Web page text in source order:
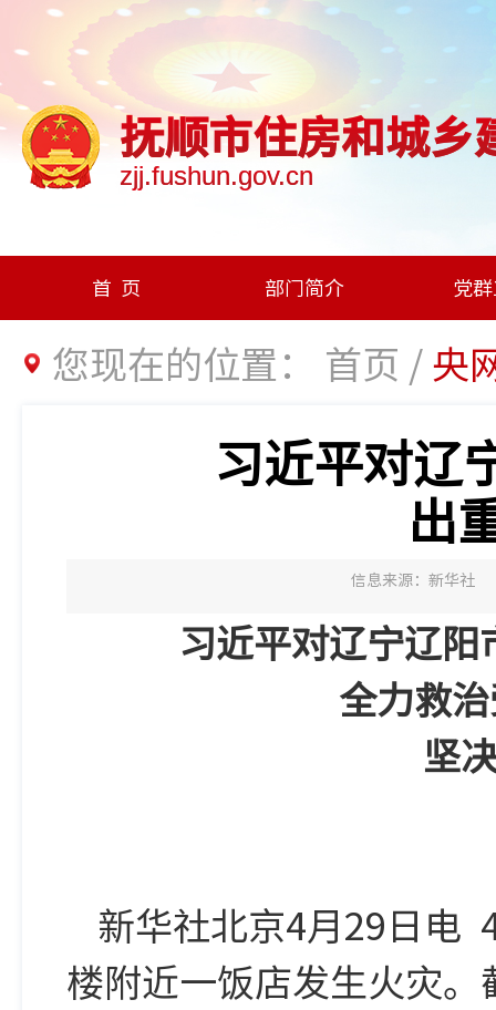
抚顺市住房和城乡
zjj.fushun.gov.cn
首页 部门简介 党
您现在的位置： 首页 /央
习近平对辽
出
信息来源：新华社
习近平对辽宁辽
全力救
坚
新华社北京4月29日电
楼附近一饭店发生火灾